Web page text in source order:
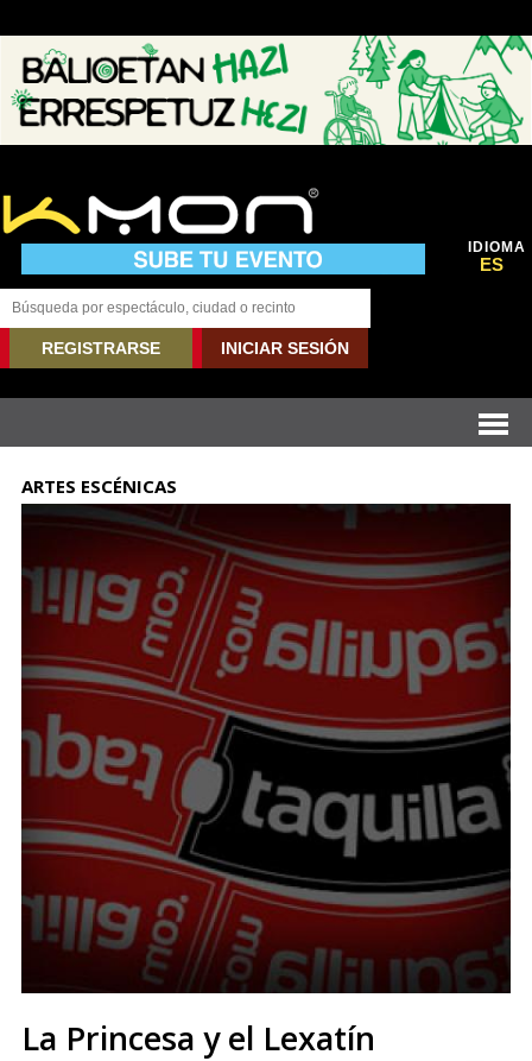
IDIOMA
ES
REGISTRARSE INICIAR SESIÓN
ARTES ESCÉNICAS
La Princesa y el Lexatín